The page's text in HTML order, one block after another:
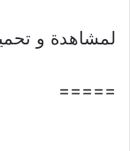
لمشاهدة و
=====